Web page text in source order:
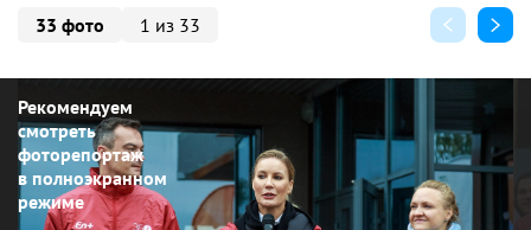
33 фото 1 из 33
Рекомендуем
смотреть
фоторепортаж
в полноэкранном
режиме